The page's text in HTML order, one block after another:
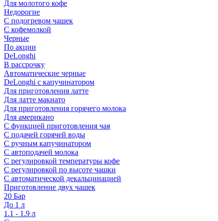
Для молотого кофе
Недорогие
С подогревом чашек
С кофемолкой
Черные
По акции
DeLonghi
В рассрочку
Автоматические черные
DeLonghi с капучинатором
Для приготовления латте
Для латте макиато
Для приготовления горячего молока
Для американо
С функцией приготовления чая
С подачей горячей воды
С ручным капучинатором
С автоподачей молока
С регулировкой температуры кофе
С регулировкой по высоте чашки
С автоматической декальцинацией
Приготовление двух чашек
20 Бар
До 1 л
1.1 - 1.9 л